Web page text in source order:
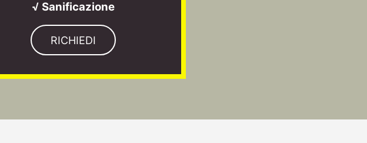
√ Sanificazione
RICHIEDI